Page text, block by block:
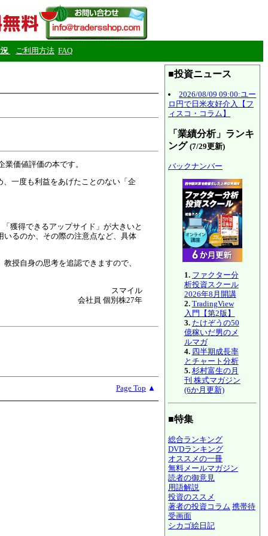
ご利用方法 FAQ
価値評価の本です。
一度も利益をあげたことのない「企
獲得できるアップサイド」が大きいと
るのか、その際の注意点など、具体
授自身の思考を追認できますので、
スマイル
会社員 個別株27年
Page Top ▲
■投資ニュース
2026/08/09 09:00:ユー
ロ円で日米友好介入【フ
ィスコ・コラム】
「業績分析」ランキ
ング (7/29更新)
バックナンバー
1. ファクター分
析投資スクール
2026年8月開講
2. TradingView
入門【第2版】
3. たけぞうの50
億稼いだ男のメ
ルマガ
4. 四半期成長率
とチャート分析
5. 杉村富生の月
刊 株式マガジン
(6か月更新)
■特集
総合ランキング
DVDランキング
オススメの一冊
無料メールマガジン
読者の御意見
用語解説
投資のススメ
著者の投資コラム 携帯待
受画面
シカゴ絵日記